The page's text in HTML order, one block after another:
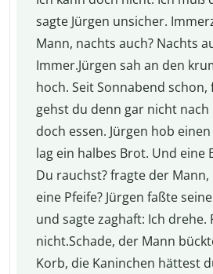
sagte Jürgen unsicher.
Mann, nachts auch? Nachts
Immer.Jürgen sah an den
hoch. Seit Sonnabend
gehst du denn gar nicht nach
doch essen. Jürgen hob
lag ein halbes Brot. Und eine
Du rauchst? fragte der
eine Pfeife? Jürgen faßte
und sagte zaghaft: Ich drehe.
nicht.Schade, der Mann
Korb, die Kaninchen hättest